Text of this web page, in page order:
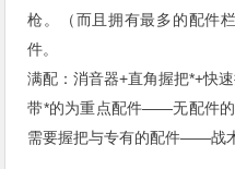
枪。（而且拥有最多的配件
件。
满配：消音器+直角握把*+快
带*的为重点配件——无配件的
需要握把与专有的配件——战